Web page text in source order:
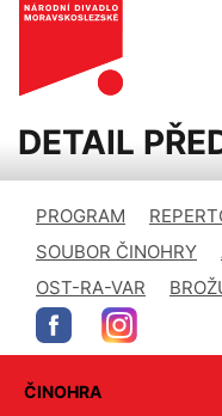
DETAIL
PROGRAM
SOUBOR ČINOHRY
OST-RA-VAR
ČINOHRA